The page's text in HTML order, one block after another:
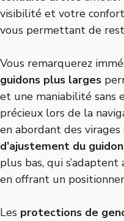
visibilité et votre
vous permettant de
Vous remarquerez
guidons plus larges
et une maniabilité
précieux lors de la
en abordant des virages
d’ajustement du guidon
plus bas, qui
en offrant un
Les protections de